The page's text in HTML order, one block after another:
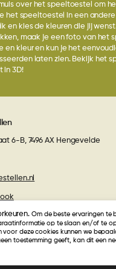
over het speeltoestel om
het speeltoestel in een andere
en kies de kleuren die jij
maak je een foto van het
en kleur en kun je het
laten zien. Bekijk het
in 3D!
6-B, 7496 AX Hengevelde
onze klanten
Om de beste ervaringen te
op te slaan en/of te
voor deze cookies kunnen we
toestemming geeft, kan dit een